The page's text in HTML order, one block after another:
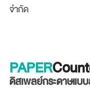
จำกัด
PAPER
ดิสเพลย์กระดาษแบบ